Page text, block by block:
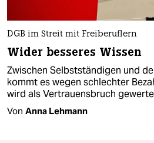
DGB im Streit mit Freiberuflern
Wider besseres Wissen
Zwischen Selbstständigen und
kommt es wegen schlechter
wird als Vertrauensbruch
Von Anna Lehmann